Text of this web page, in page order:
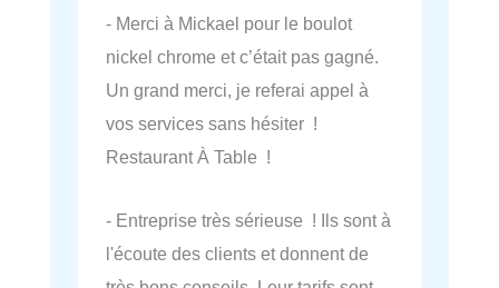
- Merci à Mickael pour le boulot
nickel chrome et c’était pas gagné.
Un grand merci, je referai appel à
vos services sans hésiter !
Restaurant À Table !
- Entreprise très sérieuse ! Ils sont à
l'écoute des clients et donnent de